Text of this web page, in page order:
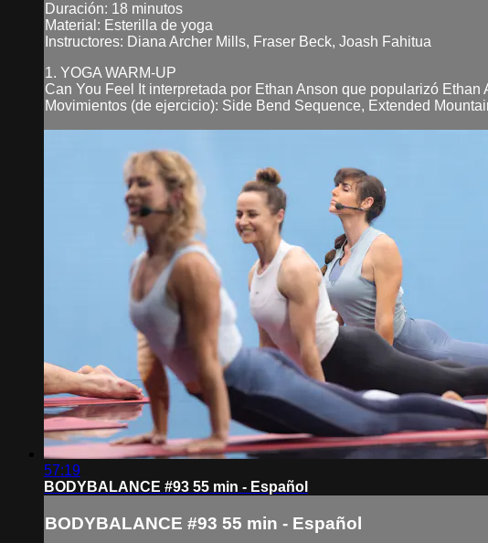
Duración: 18 minutos
Material: Esterilla de yoga
Instructores: Diana Archer Mills, Fraser Beck, Joash Fahitua
1. YOGA WARM-UP
Can You Feel It interpretada por Ethan Anson que popularizó Ethan
Movimientos (de ejercicio): Side Bend Sequence, Extended
57:19
BODYBALANCE #93 55 min - Español
BODYBALANCE #93 55 min - Español